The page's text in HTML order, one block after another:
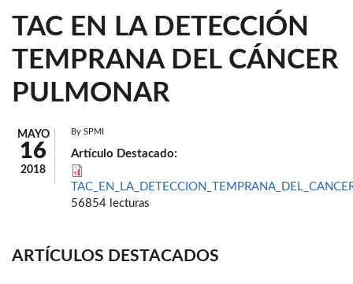
TAC EN LA DETECCIÓN
TEMPRANA DEL CÁNCER
PULMONAR
MAYO
16
2018
By SPMI
Artículo Destacado:
56854 lecturas
ARTÍCULOS DESTACADOS